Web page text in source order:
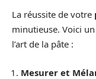
La réussite de votre
minutieuse. Voici
l’art de la pâte :
Mesurer et